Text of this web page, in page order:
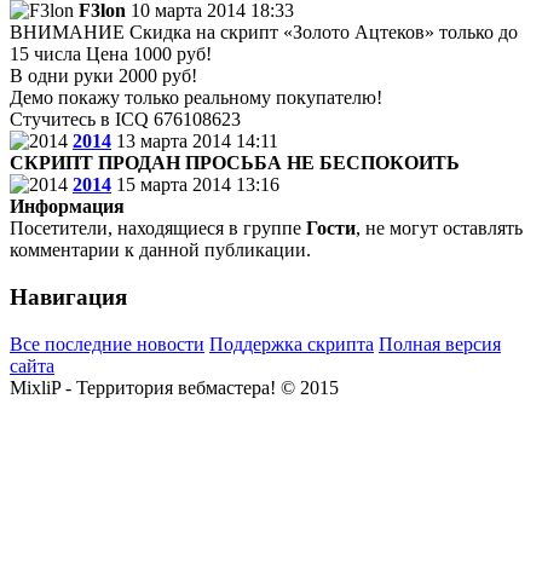
F3lon 10 марта 2014 18:33
ВНИМАНИЕ Скидка на скрипт «Золото Ацтеков» только до
15 числа Цена 1000 руб!
В одни руки 2000 руб!
Демо покажу только реальному покупателю!
Стучитесь в ICQ 676108623
2014 13 марта 2014 14:11
СКРИПТ ПРОДАН ПРОСЬБА НЕ БЕСПОКОИТЬ
2014 15 марта 2014 13:16
Информация
Посетители, находящиеся в группе Гости, не могут оставлять
комментарии к данной публикации.
Навигация
Все последние новости Поддержка скрипта Полная версия
сайта
MixliP - Территория вебмастера! © 2015